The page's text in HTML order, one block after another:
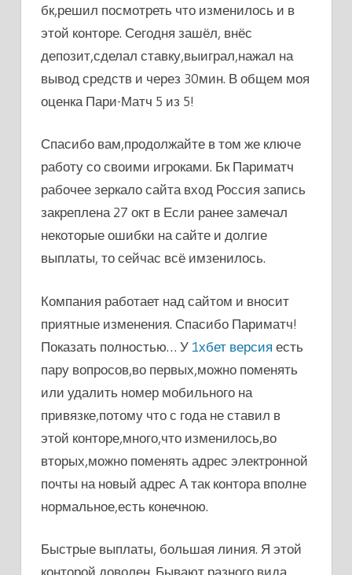
бк,решил посмотреть что изменилось и в
этой конторе. Сегодня зашёл, внёс
депозит,сделал ставку,выиграл,нажал на
вывод средств и через 30мин. В общем моя
оценка Пари-Матч 5 из 5!
Спасибо вам,продолжайте в том же ключе
работу со своими игроками. Бк Париматч
рабочее зеркало сайта вход Россия запись
закреплена 27 окт в Если ранее замечал
некоторые ошибки на сайте и долгие
выплаты, то сейчас всё имзенилось.
Компания работает над сайтом и вносит
приятные изменения. Спасибо Париматч!
Показать полностью… У 1хбет версия есть
пару вопросов,во первых,можно поменять
или удалить номер мобильного на
привязке,потому что с года не ставил в
этой конторе,много,что изменилось,во
вторых,можно поменять адрес электронной
почты на новый адрес А так контора вполне
нормальное,есть конечною.
Быстрые выплаты, большая линия. Я этой
конторой доволен. Бывают разного вида